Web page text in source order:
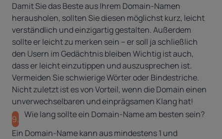
Damit Sie das Beste aus Ihrem Domain-Namen
herausholen, sollten Sie diesen möglichst kurz, leicht
verständlich und einzigartig gestalten. Außerdem
sollte er leicht zu merken sein – er soll ja schließlich
den Usern im Gedächtnis bleiben Wichtig ist auch,
dass er leicht einzutippen und auszusprechen ist.
Vermeiden Sie schwierige Wörter oder Bindestriche.
Nicht zuletzt ist es von Vorteil, wenn die Domain einen
unverwechselbaren und einprägsamen Klang hat!
9. Wie lang sollte ein Domain-Name am besten sein?
Ein Domain-Name kann aus mindestens 1 und